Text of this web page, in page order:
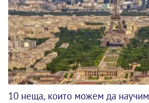
10 неща, които можем да